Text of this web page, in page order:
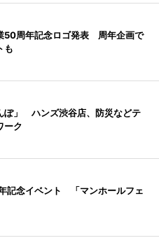
50周年記念ロゴ発表 周年企画で
も
ぽ」 ハンズ渋谷店、防災などテ
ーク
記念イベント 「マンホールフェ